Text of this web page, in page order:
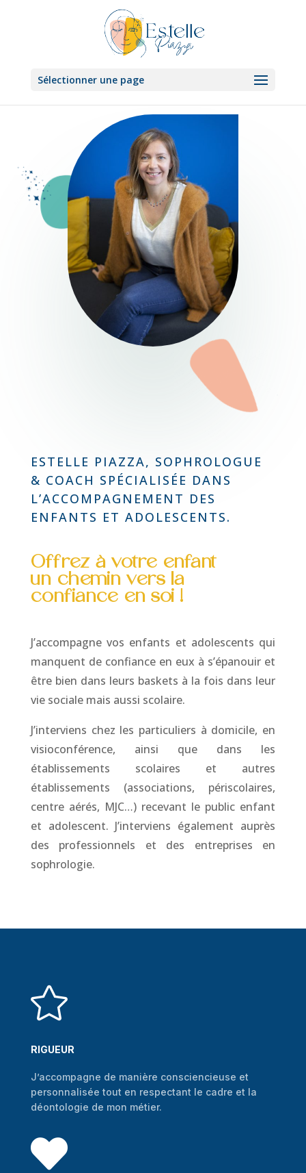
Sélectionner une page
ESTELLE PIAZZA, SOPHROLOGUE
& COACH SPÉCIALISÉE DANS
L’ACCOMPAGNEMENT DES
ENFANTS ET ADOLESCENTS.
Offrez à votre enfant
un chemin vers la
confiance en soi !
J’accompagne vos enfants et adolescents qui
manquent de confiance en eux à s’épanouir et
être bien dans leurs baskets à la fois dans leur
vie sociale mais aussi scolaire.
J’interviens chez les particuliers à domicile, en
visioconférence, ainsi que dans les
établissements scolaires et autres
établissements (associations, périscolaires,
centre aérés, MJC…) recevant le public enfant
et adolescent. J’interviens également auprès
des professionnels et des entreprises en
sophrologie.

RIGUEUR
J’accompagne de manière consciencieuse et
personnalisée tout en respectant le cadre et la
déontologie de mon métier.
